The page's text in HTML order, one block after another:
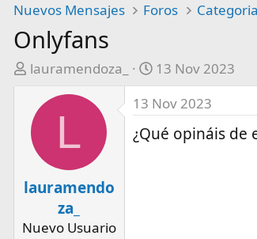
Nuevos Mensajes Foros
Onlyfans
A
o
r
lauramendoza_
F
e
c
a
13 Nov 2023
L
lauramendo
za_
Nuevo Usuario
13 Nov 2023
¿Qué opináis de